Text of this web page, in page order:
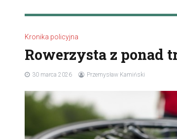
Kronika policyjna
Rowerzysta z ponad
30 marca 2026 Przemysław Kamiński